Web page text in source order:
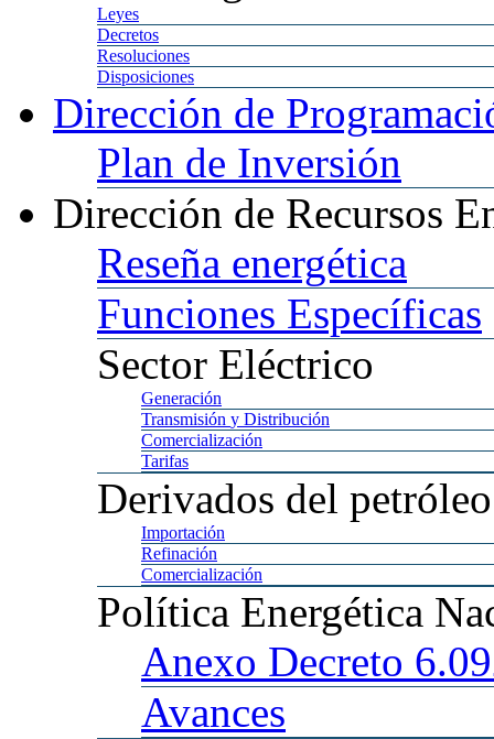
Leyes
Decretos
Resoluciones
Disposiciones
Dirección de
Plan de Inversión
Dirección de Recursos
Reseña energética
Funciones Específicas
Sector Eléctrico
Generación
Transmisión y Distribución
Comercialización
Tarifas
Derivados del petróleo
Importación
Refinación
Comercialización
Política Energética
Anexo Decreto
Avances